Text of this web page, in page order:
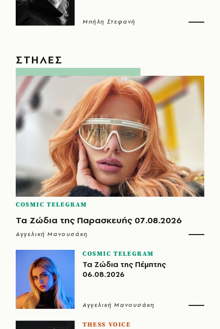
Μπήλη Στεφανή
ΣΤΗΛΕΣ
COSMIC TELEGRAM
Τα Ζώδια της Παρασκευής 07.08.2026
Αγγελική Μανουσάκη
COSMIC TELEGRAM
Τα Ζώδια της Πέμπτης
06.08.2026
Αγγελική Μανουσάκη
THESS VOICE